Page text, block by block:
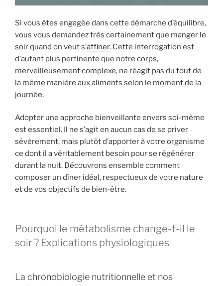
Si vous êtes engagée dans cette démarche d’équilibre,
vous vous demandez très certainement que manger le
soir quand on veut s’affiner. Cette interrogation est
d’autant plus pertinente que notre corps,
merveilleusement complexe, ne réagit pas du tout de
la même manière aux aliments selon le moment de la
journée.
Adopter une approche bienveillante envers soi-même
est essentiel. Il ne s’agit en aucun cas de se priver
sévèrement, mais plutôt d’apporter à votre organisme
ce dont il a véritablement besoin pour se régénérer
durant la nuit. Découvrons ensemble comment
composer un dîner idéal, respectueux de votre nature
et de vos objectifs de bien-être.
Pourquoi le métabolisme change-t-il le
soir ? Explications physiologiques
La chronobiologie nutritionnelle et nos